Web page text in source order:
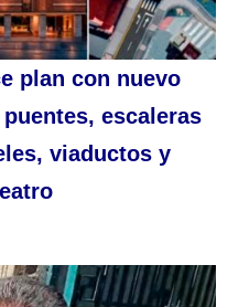
plan con nuevo
escaleras
viaductos y